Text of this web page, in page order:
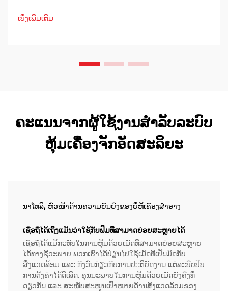
ເບິ່ງເພີ່ມເຕີມ
ຄະແນນຈາກຜູ້ໃຊ້ງານສໍາລັບລະບົບ
ຫຸ້ມເຄື່ອງຈັກອັດສະລິຍະ
ນາໂທລີ, ຫົວໜ້າດ້ານຄວາມຍືນຍົງຂອງຍີ່ຫໍ້ເຄື່ອງສຳອາງ
ເຊື່ອຖືໄດ້ເຖິງແມ້ນວ່າໃຊ້ກັບຟິມທີ່ສາມາດຍ່ອຍສະຫຼາຍໄດ້
ເຊື່ອຖືໄດ້ແມ້ກະທັບໃນການຫຸ້ມດ້ວຍເມັດທີ່ສາມາດຍ່ອຍສະຫຼາຍ
ໄດ້ທາງຊີວະພາບ ພວກເຮົາໄດ້ປ່ຽນໄປໃຊ້ເມັດທີ່ເປັນມິດກັບ
ສິ່ງແວດລ້ອມ ແລະ ກັງວົນກ່ຽວກັບການປະຕິບັດງານ ແຕ່ລະບົບປັບ
ການຕັ້ງຄ່າໄດ້ດີເລີດ. ຄຸນນະພາບໃນການຫຸ້ມດ້ວຍເມັດຍັງຄົງທີ່
ດຽວກັນ ແລະ ສະໜັບສະໜູນເປົ້າໝາຍດ້ານສິ່ງແວດລ້ອມຂອງ